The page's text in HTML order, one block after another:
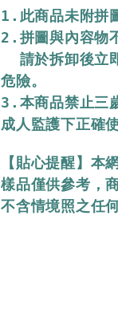
1.此商品未附拼
2.拼圖與內容物
危險。
3.本商品禁止三
成人監護下正確使
【貼心提醒】本
樣品僅供參考，
不含情境照之任